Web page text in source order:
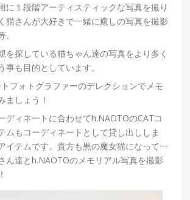
に１段階アーティスティックな写真を撮り
猫さんが大好きで一緒に癒しの写真を撮影
を探している猫ちゃん達の写真をより多く
事も目的としています。
フォトグラファーのデレクションでメモ
ましょう！
ディネートに合わせてh.NAOTOのCATコ
ムもコーディネートとして貸し出ししま
イテムです。貴方も黒の魔女猫になって一
ん達とh.NAOTOのメモリアル写真を撮影